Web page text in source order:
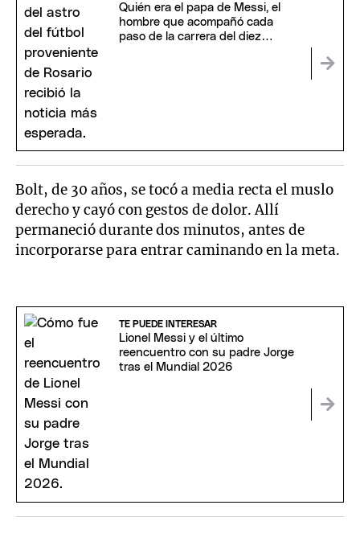
Quién era el papa de Messi, el
hombre que acompañó cada
paso de la carrera del diez
Bolt, de 30 años, se tocó a media recta el muslo
derecho y cayó con gestos de dolor. Allí
permaneció durante dos minutos, antes de
incorporarse para entrar caminando en la meta.
TE PUEDE INTERESAR
Lionel Messi y el último
reencuentro con su padre Jorge
tras el Mundial 2026